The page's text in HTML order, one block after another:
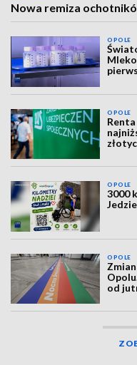
Nowa remiza
OPOLE
OPOLE
OPOLE
3000
OPOLE
od